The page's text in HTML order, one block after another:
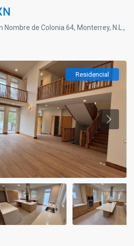
Nombre de Colonia 64, Monterrey, N.L.,
Residencial